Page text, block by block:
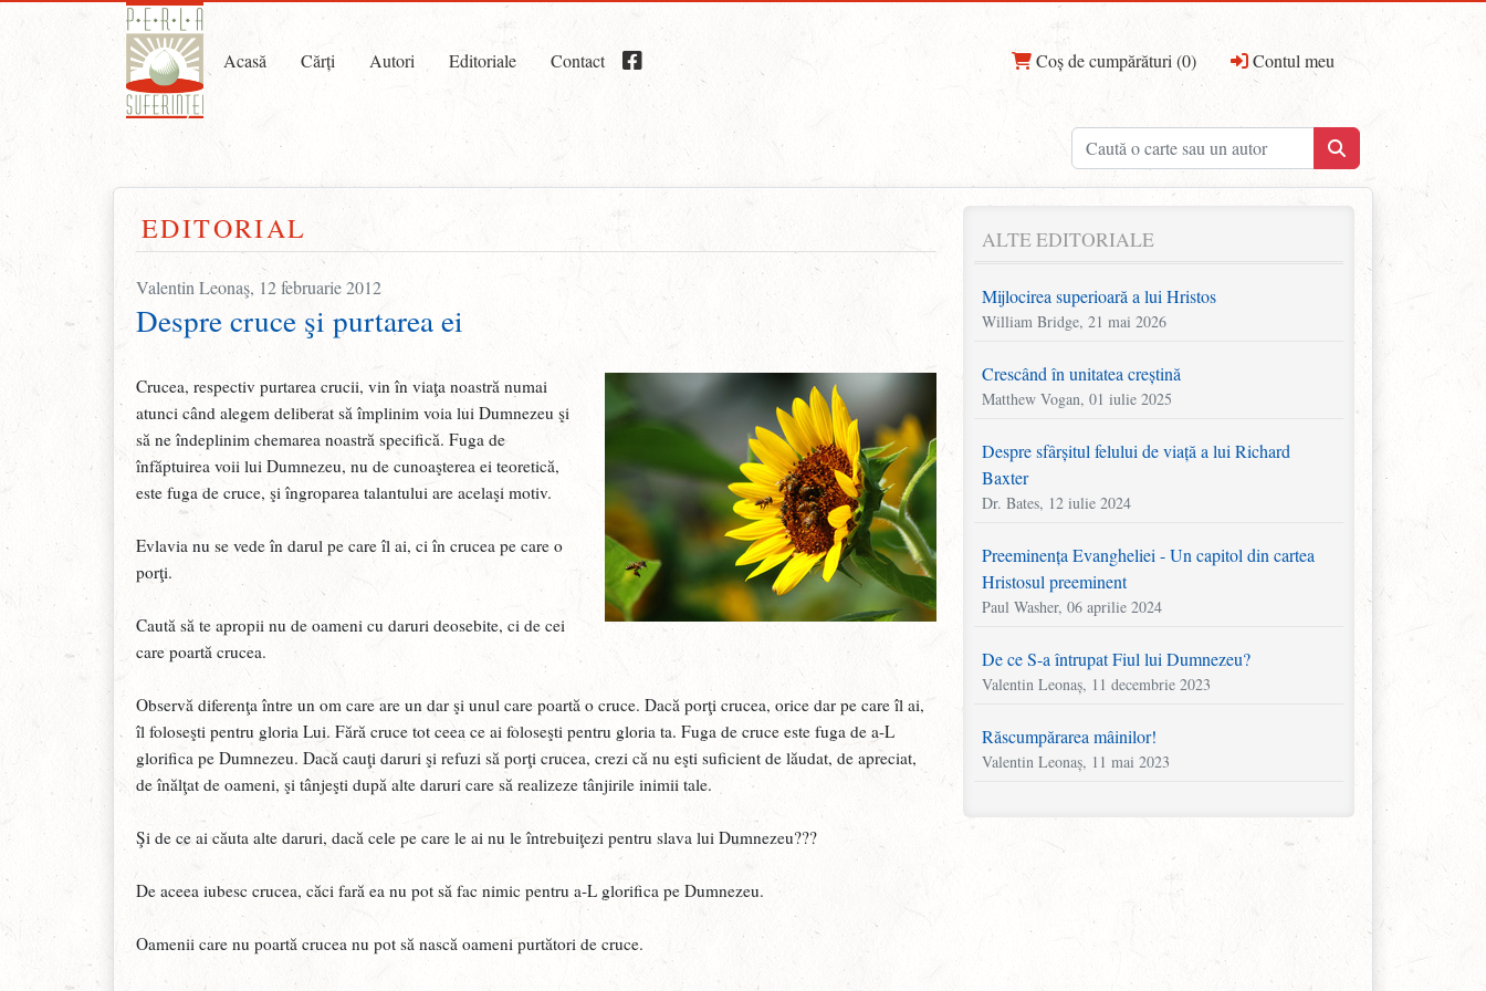
Acasă Cărți Autori Editoriale Contact Coș de cumpărături (0) Contul meu
EDITORIAL
Valentin Leonaş, 12 februarie 2012
Despre cruce şi purtarea ei
Crucea, respectiv purtarea crucii, vin în viaţa noastră numai
atunci când alegem deliberat să împlinim voia lui Dumnezeu şi
să ne îndeplinim chemarea noastră specifică. Fuga de
înfăptuirea voii lui Dumnezeu, nu de cunoaşterea ei teoretică,
este fuga de cruce, şi îngroparea talantului are acelaşi motiv.
Evlavia nu se vede în darul pe care îl ai, ci în crucea pe care o
porţi.
Caută să te apropii nu de oameni cu daruri deosebite, ci de cei
care poartă crucea.
Observă diferenţa între un om care are un dar şi unul care poartă o cruce. Dacă porţi crucea, orice dar pe care îl ai,
îl foloseşti pentru gloria Lui. Fără cruce tot ceea ce ai foloseşti pentru gloria ta. Fuga de cruce este fuga de a-L
glorifica pe Dumnezeu. Dacă cauţi daruri şi refuzi să porţi crucea, crezi că nu eşti suficient de lăudat, de apreciat,
de înălţat de oameni, şi tânjeşti după alte daruri care să realizeze tânjirile inimii tale.
Şi de ce ai căuta alte daruri, dacă cele pe care le ai nu le întrebuiţezi pentru slava lui Dumnezeu???
De aceea iubesc crucea, căci fară ea nu pot să fac nimic pentru a-L glorifica pe Dumnezeu.
Oamenii care nu poartă crucea nu pot să nască oameni purtători de cruce.
ALTE EDITORIALE
Mijlocirea superioară a lui Hristos
William Bridge, 21 mai 2026
Crescând în unitatea creștină
Matthew Vogan, 01 iulie 2025
Despre sfârșitul felului de viață a lui Richard
Baxter
Dr. Bates, 12 iulie 2024
Preeminența Evangheliei - Un capitol din cartea
Hristosul preeminent
Paul Washer, 06 aprilie 2024
De ce S-a întrupat Fiul lui Dumnezeu?
Valentin Leonaș, 11 decembrie 2023
Răscumpărarea mâinilor!
Valentin Leonaș, 11 mai 2023
Sarea fără puterea de a săra, lumina fără lumină
Martyn Lloyd-Jones, 11 aprilie 2023
Lăsați jocurile! Ocupați-vă de vițel!
Valentin Leonaș, 22 noiembrie 2022
Un capitol din cartea „Mărturia lui Howell Harris”